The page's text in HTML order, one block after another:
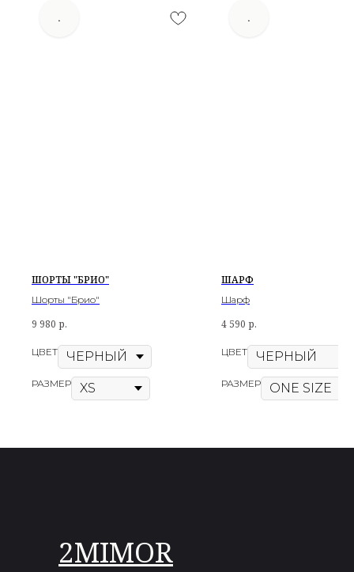
.
ШАРФ
Шарф
4 590 р.
ЦВЕТ
РАЗМЕР
.
ШОРТЫ "БРИО"
Шорты "Брио"
9 980 р.
ЦВЕТ
РАЗМЕР
2MIMOR